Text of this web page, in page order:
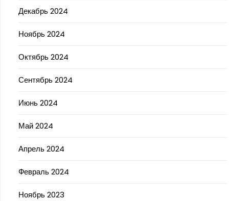
Декабрь 2024
Ноябрь 2024
Октябрь 2024
Сентябрь 2024
Июнь 2024
Май 2024
Апрель 2024
Февраль 2024
Ноябрь 2023